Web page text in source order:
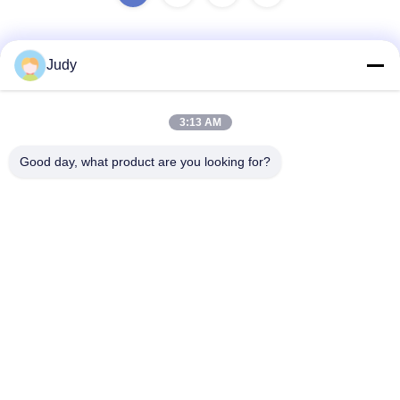
Быстрый контакт
Средняя секция No.1098 бульвара Jiannan,
Judy
3:13 AM
Good day, what product are you looking for?